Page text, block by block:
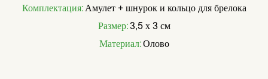
Комплектация:Амулет + шнурок и кольцо для брелока
Размер:3,5 х 3 см
Материал:Олово